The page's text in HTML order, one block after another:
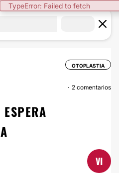
TypeError: Failed to fetch
OTOPLASTIA
2 comentarios
VI